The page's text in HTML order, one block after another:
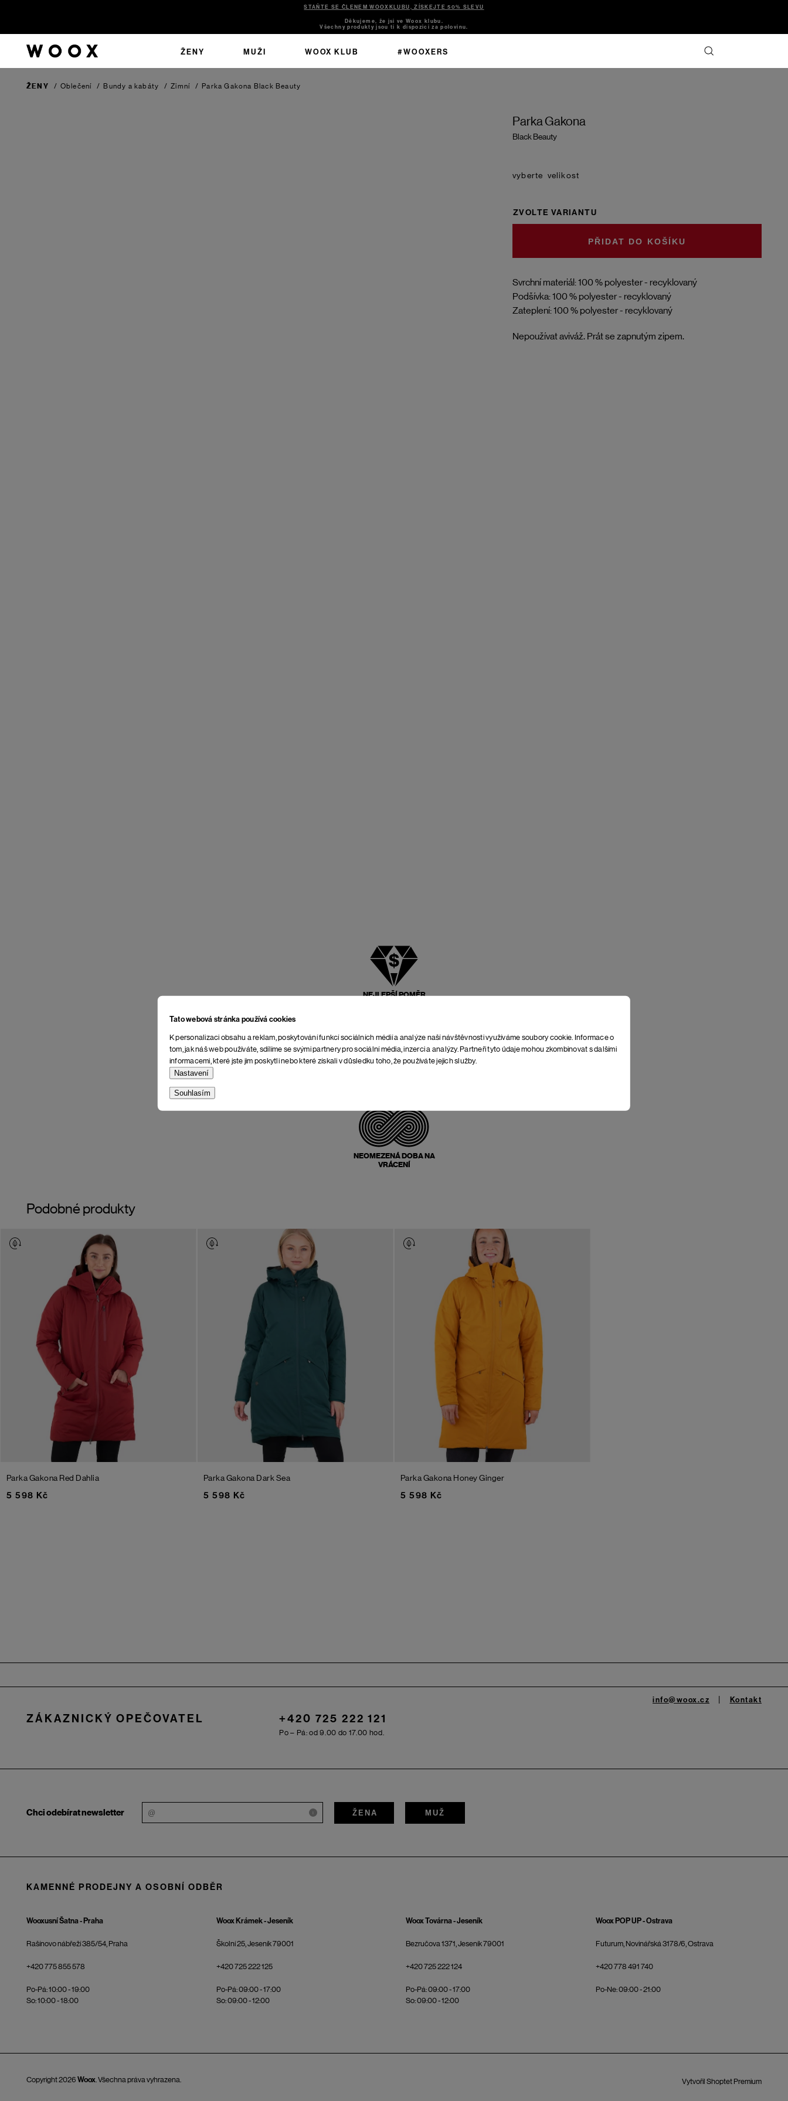
Tato webová stránka používá cookies
K personalizaci obsahu a reklam, poskytování funkcí sociálních médií a analýze naší návštěvnosti využíváme soubory cookie. Informace o
tom, jak náš web používáte, sdílíme se svými partnery pro sociální média, inzerci a analýzy. Partneři tyto údaje mohou zkombinovat s dalšími
informacemi, které jste jim poskytli nebo které získali v důsledku toho, že používáte jejich služby.
Nastavení
Souhlasím
STAŇTE SE ČLENEM WOOXKLUBU, ZÍSKEJTE 50% SLEVU
Děkujeme, že jsi ve Woox klubu.
Všechny produkty jsou ti k dispozici za polovinu.
ŽENY MUŽI WOOX KLUB #WOOXERS
ŽENY / Oblečení / Bundy a kabáty / Zimní / Parka Gakona Black Beauty
Parka Gakona
Black Beauty
Svrchní materiál: 100 % polyester - recyklovaný
Podšívka: 100 % polyester - recyklovaný
Zateplení: 100 % polyester - recyklovaný
Nepoužívat aviváž. Prát se zapnutým zipem.
velikost
ZVOLTE VARIANTU
DO KOŠÍKU
NEJLEPŠÍ POMĚR
NEOMEZENÁ DOBA NA
VRÁCENÍ
Podobné produkty
Parka Gakona Red Dahlia
5 598 Kč
Parka Gakona Dark Sea
5 598 Kč
Parka Gakona Honey Ginger
5 598 Kč
ZÁKAZNICKÝ OPEČOVATEL +420 725 222 121
Po – Pá: od 9.00 do 17.00 hod.
info@woox.cz Kontakt
Chci odebírat newsletter i ŽENA MUŽ
KAMENNÉ PRODEJNY A OSOBNÍ ODBĚR
Wooxusní Šatna - Praha
Rašínovo nábřeží 385/54, Praha
+420 775 855 578
Po-Pá: 10:00 - 19:00
So: 10:00 - 18:00
Woox Krámek - Jeseník
Školní 25, Jeseník 79001
+420 725 222 125
Po-Pá: 09:00 - 17:00
So: 09:00 - 12:00
Woox Továrna - Jeseník
Bezručova 1371, Jeseník 79001
+420 725 222 124
Po-Pá: 09:00 - 17:00
So: 09:00 - 12:00
Woox POP UP - Ostrava
Futurum, Novinářská 3178/6, Ostrava
+420 778 491 740
Po-Ne: 09:00 - 21:00
Vytvořil Shoptet Premium
Copyright 2026 Woox. Všechna práva vyhrazena.